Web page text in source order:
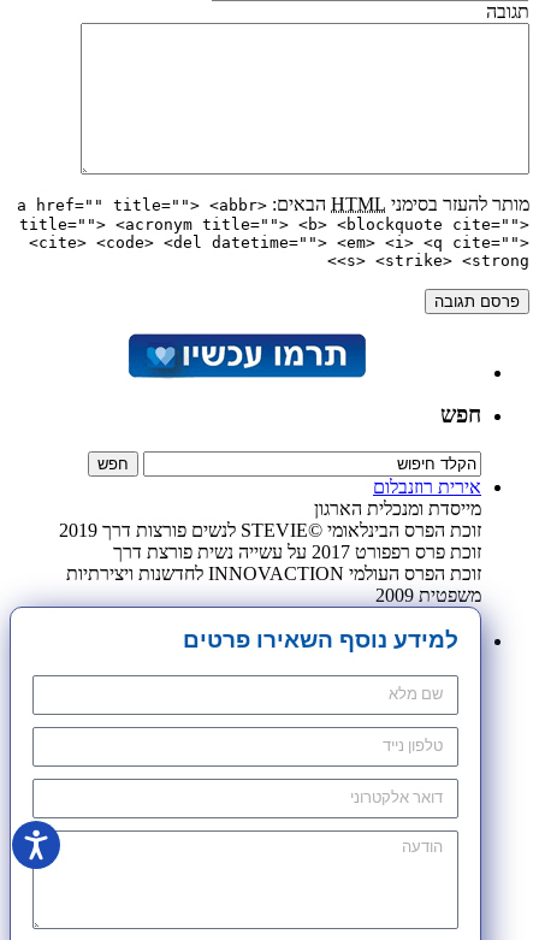
תגובה
מותר להעזר בסימני HTML הבאים:
<a href="" title=""> <abbr
title=""> <acronym title=""> <b> <blockquote cite="">
<cite> <code> <del datetime=""> <em> <i> <q cite="">
<s> <strike> <strong>
חפש
אירית רוזנבלום
מייסדת ומנכלית הארגון
זוכת הפרס הבינלאומי ©STEVIE לנשים פורצות דרך 2019
זוכת פרס רפפורט 2017 על עשייה נשית פורצת דרך
זוכת הפרס העולמי INNOVACTION לחדשנות ויצירתיות
משפטית 2009
למידע נוסף השאירו פרטים